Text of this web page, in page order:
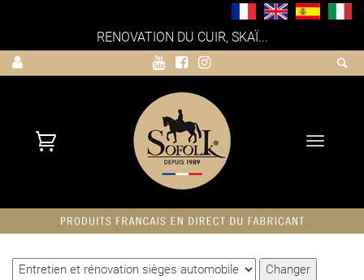
RENOVATION DU CUIR, SKAÏ...
Toggle